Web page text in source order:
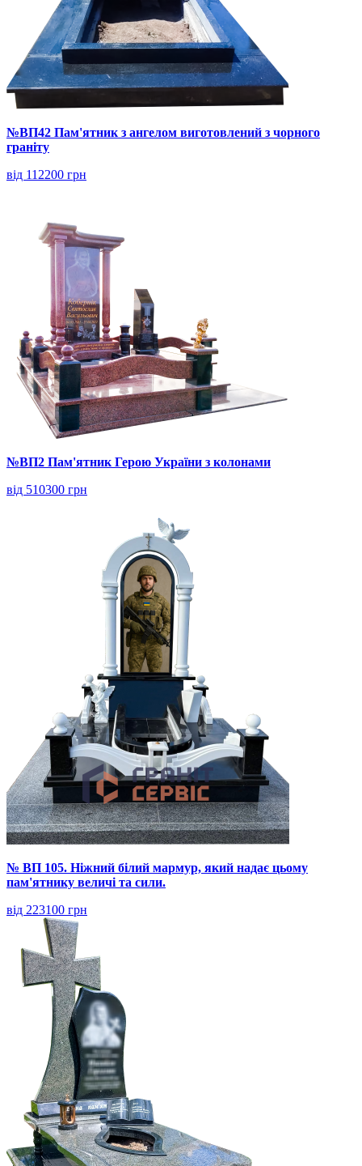
№ВП42 Пам'ятник з ангелом виготовлений з чорного
граніту
від 112200 грн
№ВП2 Пам'ятник Герою України з колонами
від 510300 грн
№ ВП 105. Ніжний білий мармур, який надає цьому
пам'ятнику величі та сили.
від 223100 грн